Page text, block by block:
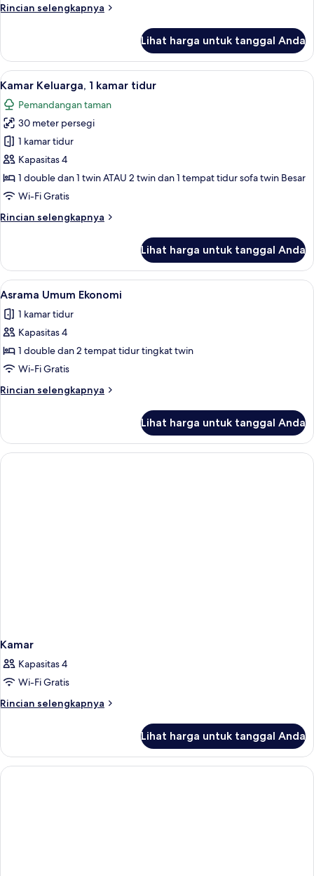
Rincian selengkapnya
Rincian
Deluxe
Suit
Lihat harga untuk tanggal Anda
Lihat
semua
foto
untuk
Kamar
Keluarga,
1
kamar
Kamar Keluarga, 1 kamar tidur |
14
Kamar Keluarga, 1 kamar tidur
Pemandangan taman
30 meter persegi
1 kamar tidur
Kapasitas 4
1 double dan 1 twin ATAU 2 twin dan 1 tempat tidur sofa twin Besar
Wi-Fi Gratis
Rincian selengkapnya
Rincian
Kamar
Keluarga,
1
tidur
Lihat harga untuk tanggal Anda
Lihat
semua
foto
untuk
Asrama
Umum
Ekonomi
Asrama Umum Ekonomi | Brankas,
7
Asrama Umum Ekonomi
1 kamar tidur
Kapasitas 4
1 double dan 2 tempat tidur tingkat twin
Wi-Fi Gratis
Rincian selengkapnya
Rincian
Asrama
Umum
Ekonomi
Lihat harga untuk tanggal Anda
Kamar
Kapasitas 4
Wi-Fi Gratis
Rincian selengkapnya
Rincian
Kamar
Lihat harga untuk tanggal Anda